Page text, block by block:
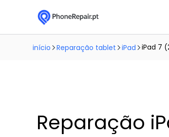
início Reparação tablet iPad iPad 7
Reparação